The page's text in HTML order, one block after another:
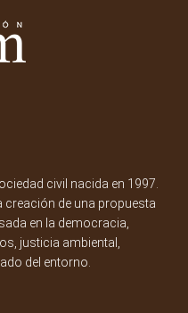
civil nacida en 1997.
de una propuesta
en la democracia,
justicia ambiental,
del entorno.